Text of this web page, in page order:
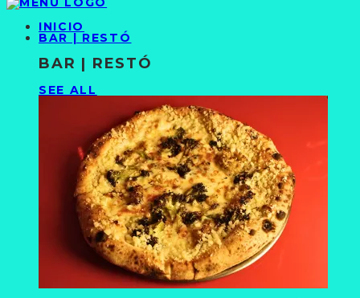
INICIO
BAR | RESTÓ
BAR | RESTÓ
SEE ALL